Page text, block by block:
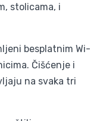
stolicama, i
besplatnim Wi-
Čišćenje i
na svaka tri